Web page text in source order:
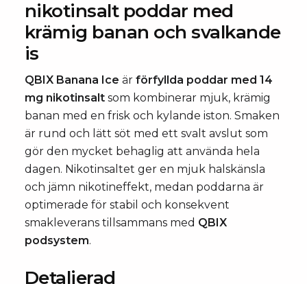
nikotinsalt poddar med
krämig banan och svalkande
is
QBIX Banana Ice är förfyllda poddar med 14
mg nikotinsalt som kombinerar mjuk, krämig
banan med en frisk och kylande iston. Smaken
är rund och lätt söt med ett svalt avslut som
gör den mycket behaglig att använda hela
dagen. Nikotinsaltet ger en mjuk halskänsla
och jämn nikotineffekt, medan poddarna är
optimerade för stabil och konsekvent
smakleverans tillsammans med QBIX
podsystem.
Detaljerad